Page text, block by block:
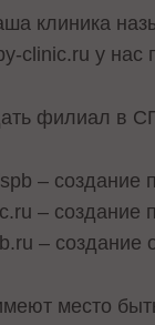
клиника
clinic.ru у нас
филиал в
– создание
– создание
– создание
место